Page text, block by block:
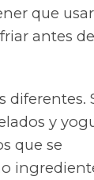
que usar
antes de
diferentes.
y
que se